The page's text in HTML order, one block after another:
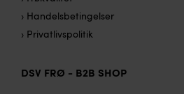
› Handelsbetingelser
› Privatlivspolitik
DSV FRØ - B2B SHOP